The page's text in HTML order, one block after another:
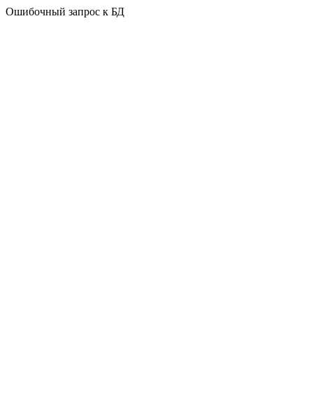
Ошибочный запрос к БД